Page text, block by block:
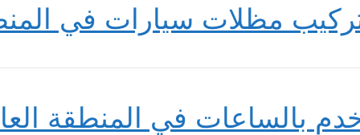
مظلات سيارات في
بالساعات في المنطقة